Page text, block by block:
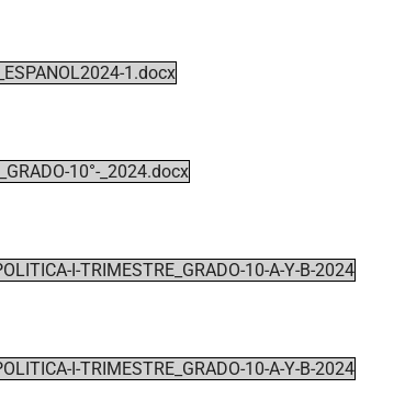
1.docx
10°-_2024.docx
I-TRIMESTRE_GRADO-10-A-Y-B-2024
I-TRIMESTRE_GRADO-10-A-Y-B-2024